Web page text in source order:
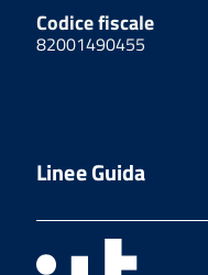
Codice fiscale
82001490455
Linee Guida